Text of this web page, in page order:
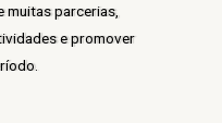
muitas parcerias,
e promover